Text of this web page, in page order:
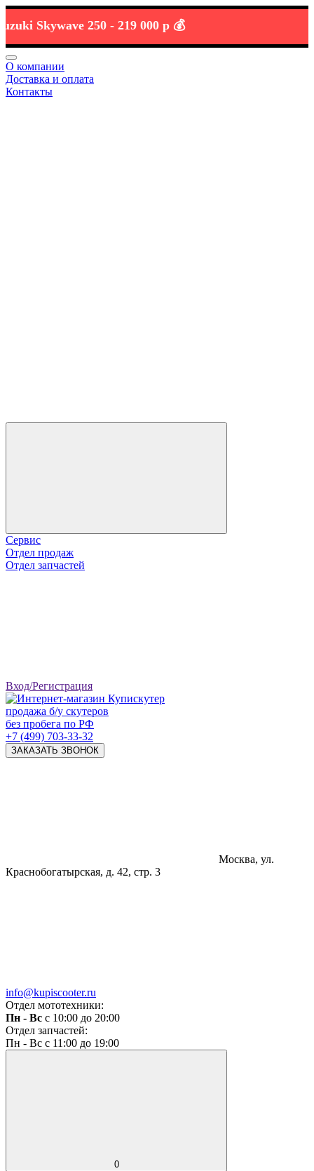
Skywave 250 -219 000 р 💰
О компании
Доставка и оплата
Контакты
Сервис
Отдел продаж
Отдел запчастей
Вход/Регистрация
продажа б/у скутеров
без пробега по РФ
+7 (499) 703-33-32
ЗАКАЗАТЬ ЗВОНОК
Москва, ул.
Краснобогатырская, д. 42, стр. 3
info@kupiscooter.ru
Отдел мототехники:
Пн - Вс с 10:00 до 20:00
Отдел запчастей:
Пн - Вс с 11:00 до 19:00
0